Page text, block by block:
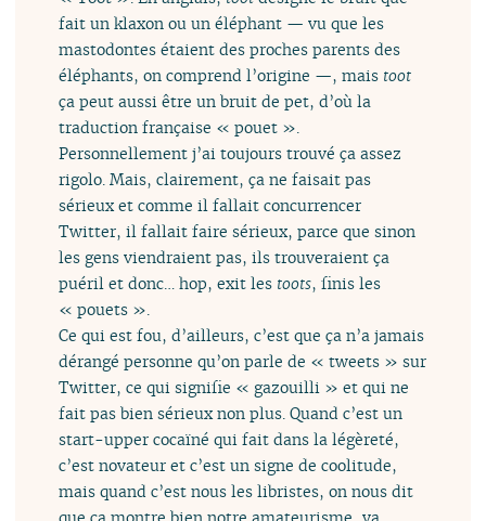
fait un klaxon ou un éléphant — vu que les
mastodontes étaient des proches parents des
éléphants, on comprend l’origine —, mais toot
ça peut aussi être un bruit de pet, d’où la
traduction française « pouet ».
Personnellement j’ai toujours trouvé ça assez
rigolo. Mais, clairement, ça ne faisait pas
sérieux et comme il fallait concurrencer
Twitter, il fallait faire sérieux, parce que sinon
les gens viendraient pas, ils trouveraient ça
puéril et donc… hop, exit les toots, finis les
« pouets ».
Ce qui est fou, d’ailleurs, c’est que ça n’a jamais
dérangé personne qu’on parle de « tweets » sur
Twitter, ce qui signifie « gazouilli » et qui ne
fait pas bien sérieux non plus. Quand c’est un
start-upper cocaïné qui fait dans la légèreté,
c’est novateur et c’est un signe de coolitude,
mais quand c’est nous les libristes, on nous dit